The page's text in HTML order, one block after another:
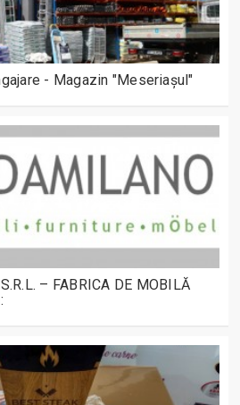
- Magazin "Meseriașul"
– FABRICA DE MOBILĂ